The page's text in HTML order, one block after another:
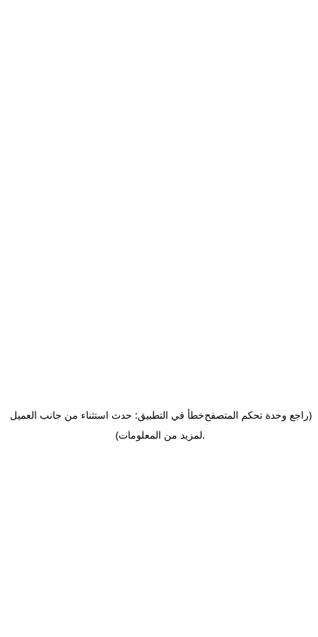
خطأ في التطبيق: حدث استثناء من جانب العميل(راجع وحدة تحكم المتصفح
لمزيد من المعلومات).